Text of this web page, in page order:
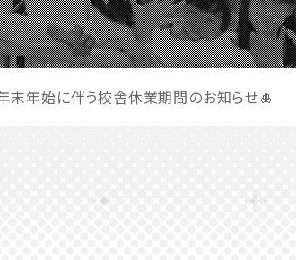
年末年始に伴う校舎休業期間のお知らせ🎍